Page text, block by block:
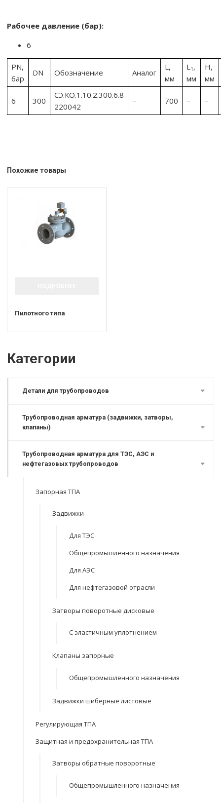
Рабочее давление (бар):
6
PN,
бар
DN Обозначение Аналог
L,
мм
L1,
мм
H,
мм
6 300
CЭ.КО.1.10.2.300.6.8
220042
– 700 – –
Похожие товары
Пилотного типа
Категории
Детали для трубопроводов
Трубопроводная арматура (задвижки, затворы,
клапаны)
Трубопроводная арматура для ТЭС, АЭС и
нефтегазовых трубопроводов
Запорная ТПА
Задвижки
Для ТЭС
Общепромышленного назначения
Для АЭС
Для нефтегазовой отрасли
Затворы поворотные дисковые
С эластичным уплотнением
Клапаны запорные
Общепромышленного назначения
Задвижки шиберные листовые
Регулирующая ТПА
Защитная и предохранительная ТПА
Затворы обратные поворотные
Общепромышленного назначения